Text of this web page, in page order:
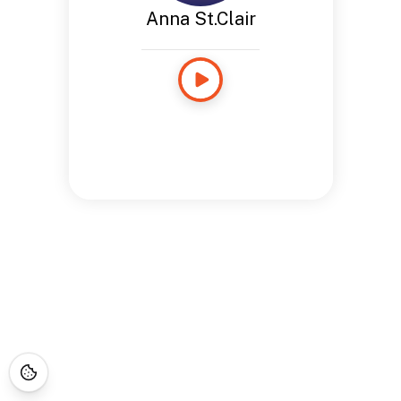
Anna St.Clair